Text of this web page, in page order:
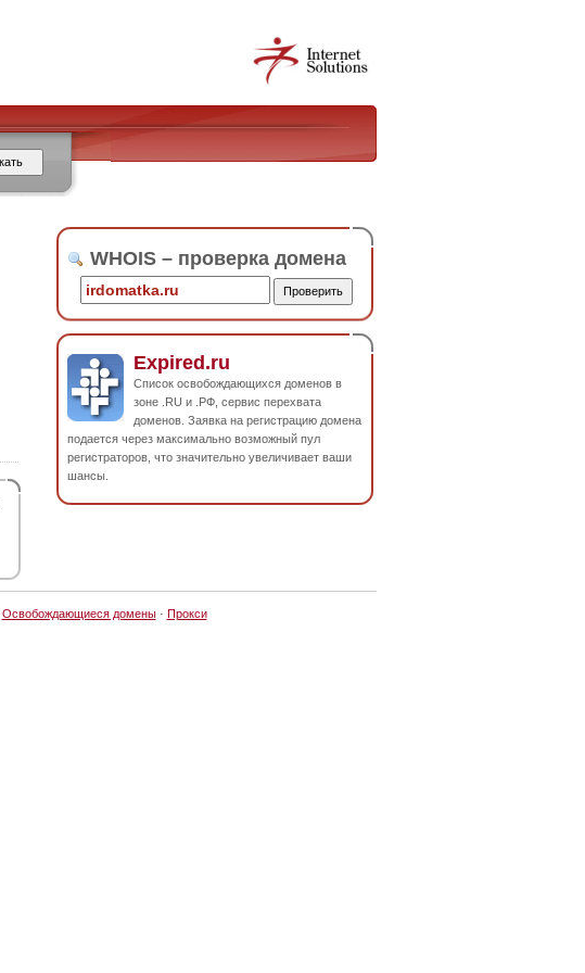
WHOIS – проверка домена
Expired.ru
Список освобождающихся доменов в
зоне .RU и .РФ, сервис перехвата
доменов. Заявка на регистрацию домена
подается через максимально возможный пул
регистраторов, что значительно увеличивает ваши
шансы.
Освобождающиеся домены· Прокси